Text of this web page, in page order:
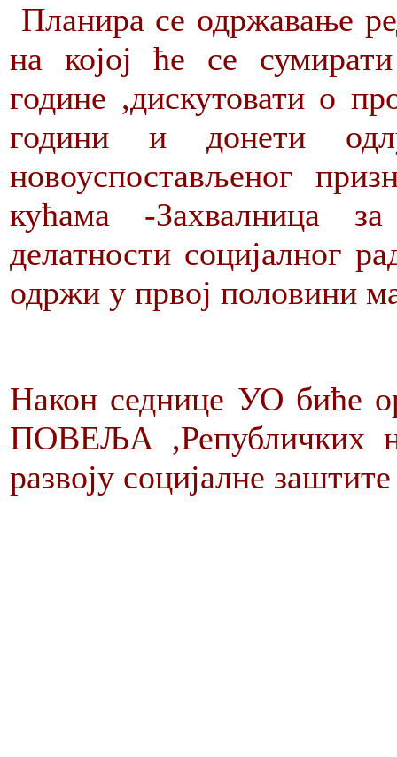
Планира се одржавање
на којој ће се
године ,дискутовати о
години и донети
новоуспостављеног
кућама -Захвалница
делатности социјалног
одржи у првој половини
Након седнице УО биће
ПОВЕЉА ,Републичких
развоју социјалне